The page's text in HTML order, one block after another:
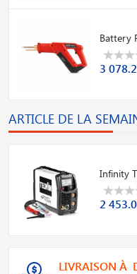
Battery
3
ARTICLE DE LA
Infinity
2
LIVRAISON À